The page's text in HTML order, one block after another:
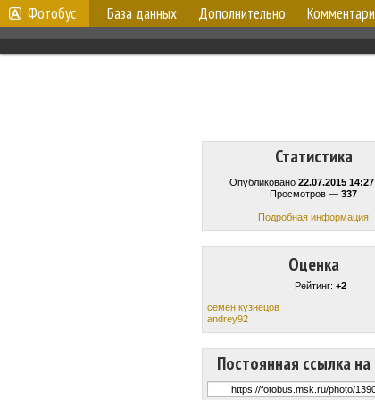
Фотобус База данных Дополнительно
Статистика
Опубликовано 22.07.2015
Просмотров — 337
Подробная информация
Оценка
Рейтинг: +2
семён кузнецов
andrey92
Постоянная ссылка